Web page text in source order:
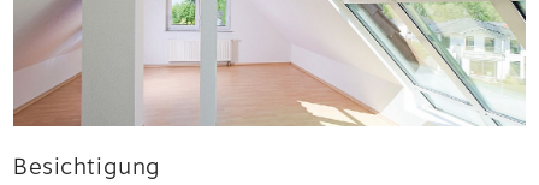
Besichtigung